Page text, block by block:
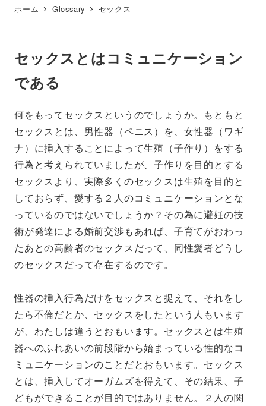
ホーム Glossary セックス
セックスとはコミュニケーション
である
何をもってセックスというのでしょうか。もともと
セックスとは、男性器（ペニス）を、女性器（ワギ
ナ）に挿入することによって生殖（子作り）をする
行為と考えられていましたが、子作りを目的とする
セックスより、実際多くのセックスは生殖を目的と
しておらず、愛する２人のコミュニケーションとな
っているのではないでしょうか？その為に避妊の技
術が発達による婚前交渉もあれば、子育てがおわっ
たあとの高齢者のセックスだって、同性愛者どうし
のセックスだって存在するのです。
性器の挿入行為だけをセックスと捉えて、それをし
たら不倫だとか、セックスをしたという人もいます
が、わたしは違うとおもいます。セックスとは生殖
器へのふれあいの前段階から始まっている性的なコ
ミュニケーションのことだとおもいます。セックス
とは、挿入してオーガムズを得えて、その結果、子
どもができることが目的ではありません。２人の関